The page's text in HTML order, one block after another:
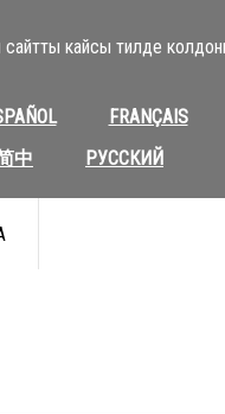
кайсы тилде
FRANÇAIS
中
РУССКИЙ